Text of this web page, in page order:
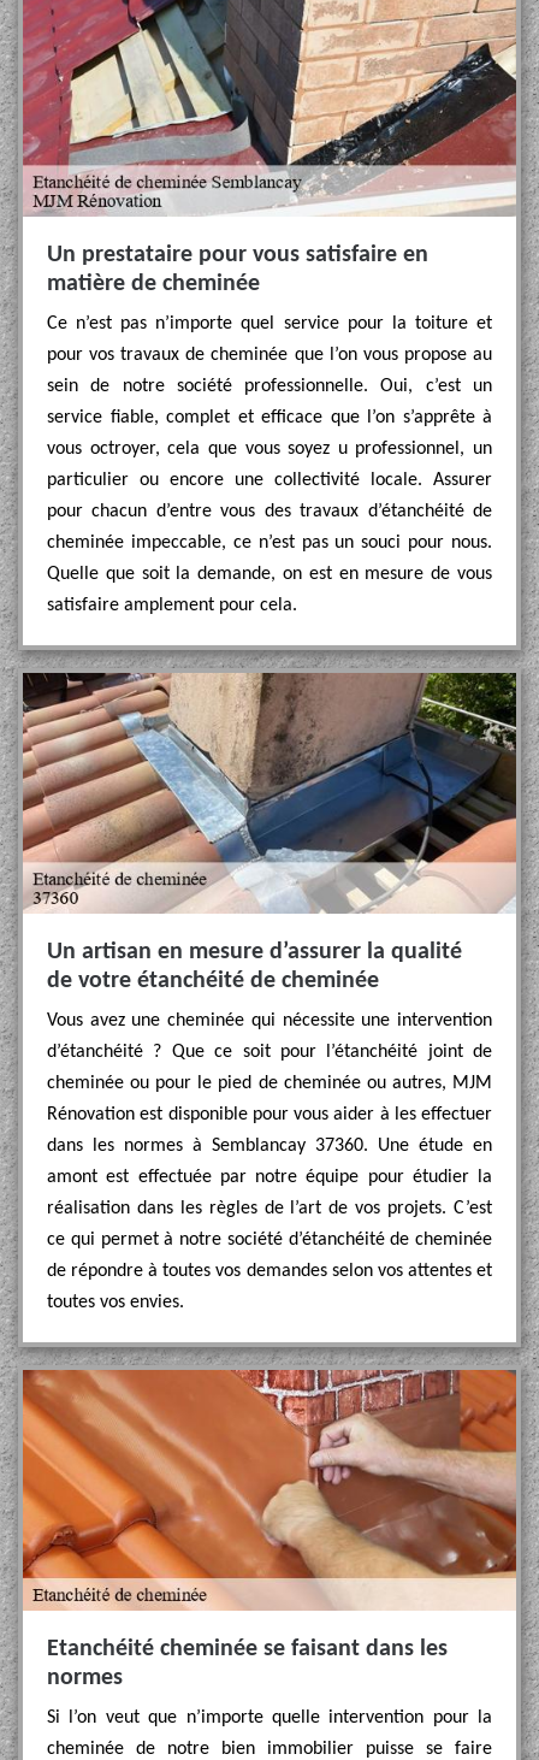
Un prestataire pour vous satisfaire en
matière de cheminée
Ce n’est pas n’importe quel service pour la toiture et
pour vos travaux de cheminée que l’on vous propose au
sein de notre société professionnelle. Oui, c’est un
service fiable, complet et efficace que l’on s’apprête à
vous octroyer, cela que vous soyez u professionnel, un
particulier ou encore une collectivité locale. Assurer
pour chacun d’entre vous des travaux d’étanchéité de
cheminée impeccable, ce n’est pas un souci pour nous.
Quelle que soit la demande, on est en mesure de vous
satisfaire amplement pour cela.
Un artisan en mesure d’assurer la qualité
de votre étanchéité de cheminée
Vous avez une cheminée qui nécessite une intervention
d’étanchéité ? Que ce soit pour l’étanchéité joint de
cheminée ou pour le pied de cheminée ou autres, MJM
Rénovation est disponible pour vous aider à les effectuer
dans les normes à Semblancay 37360. Une étude en
amont est effectuée par notre équipe pour étudier la
réalisation dans les règles de l’art de vos projets. C’est
ce qui permet à notre société d’étanchéité de cheminée
de répondre à toutes vos demandes selon vos attentes et
toutes vos envies.
Etanchéité cheminée se faisant dans les
normes
Si l’on veut que n’importe quelle intervention pour la
cheminée de notre bien immobilier puisse se faire